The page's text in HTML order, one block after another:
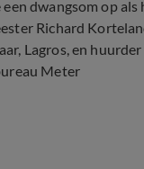
dwangsom op
Richard
Lagros, en
Meter